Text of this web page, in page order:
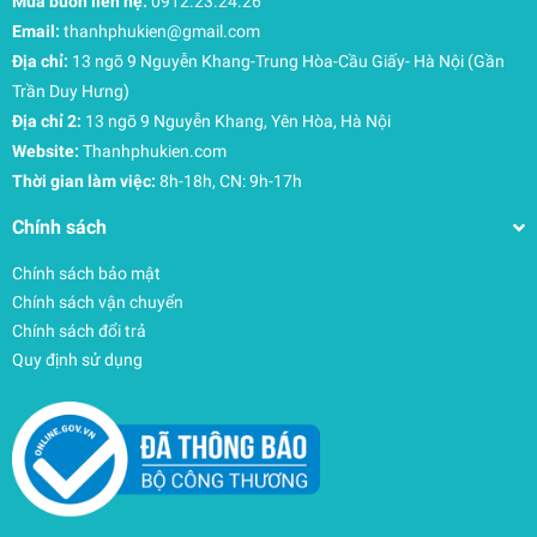
với lớp phủ kháng nước không chứa PFC, kết hợp
cùng khóa kéo YKK danh tiếng cho độ bền vượt
thời gian.
Chứng nhận bluesign®: Sản phẩm đáp ứng các
tiêu chuẩn khắt khe về bảo vệ môi trường và
người tiêu dùng, khẳng định phong cách sống
xanh và có trách nhiệm.
thủ quy định về hành lý xách tay cabin của hầu
hết các hãng hàng không trên thế giới.
Email: thanhphukien@gmail.com
Địa chỉ: 13 ngõ 9 Nguyễn Khang-Trung Hòa-Cầu Giấy- Hà Nội (Gần
Trần Duy Hưng)
Địa chỉ 2: 13 ngõ 9 Nguyễn Khang, Yên Hòa, Hà Nội
Website: Thanhphukien.com
Thời gian làm việc: 8h-18h, CN: 9h-17h
Chính sách
Chính sách bảo mật
Chính sách vận chuyển
Chính sách đổi trả
Quy định sử dụng